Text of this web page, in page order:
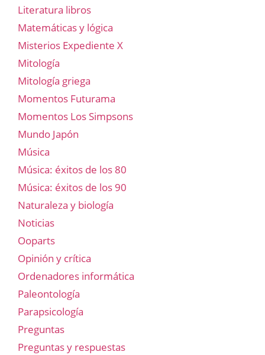
Literatura libros
Matemáticas y lógica
Misterios Expediente X
Mitología
Mitología griega
Momentos Futurama
Momentos Los Simpsons
Mundo Japón
Música
Música: éxitos de los 80
Música: éxitos de los 90
Naturaleza y biología
Noticias
Ooparts
Opinión y crítica
Ordenadores informática
Paleontología
Parapsicología
Preguntas
Preguntas y respuestas